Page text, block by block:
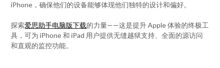
iPhone，确保他们的设备能够体现他们独特的设计和偏好。
探索爱思助手电脑版下载的力量——这是提升 Apple 体验的终极工
具，可为 iPhone 和 iPad 用户提供无缝越狱支持、全面的源访问
和直观的监控功能。